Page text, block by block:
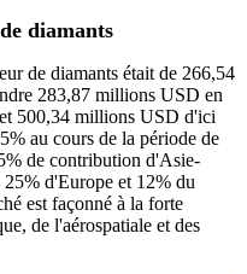
diamants
de diamants était de 266,54
283,87 millions USD en
500,34 millions USD d'ici
au cours de la période de
de contribution d'Asie-
d'Europe et 12% du
est façonné à la forte
de l'aérospatiale et des